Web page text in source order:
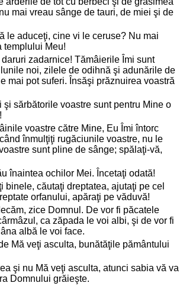
mai vreau sânge de tauri, de miei şi de
le aduceţi, cine vi le ceruse? Nu mai
templului Meu!
zadarnice! Tămâierile Îmi sunt
noi, zilele de odihnă şi adunările de
mai pot suferi. Însăşi prăznuirea voastră
şi sărbătorile voastre sunt pentru Mine o
voastre către Mine, Eu Îmi întorc
înmulţiţi rugăciunile voastre, nu le
sunt pline de sânge; spălaţi-vă,
înaintea ochilor Mei. Încetaţi odată!
binele, căutaţi dreptatea, ajutaţi pe cel
orfanului, apăraţi pe văduvă!
zice Domnul. De vor fi păcatele
ca zăpada le voi albi, şi de vor fi
albă le voi face.
Mă veţi asculta, bunătăţile pământului
şi nu Mă veţi asculta, atunci sabia vă va
Domnului grăieşte.